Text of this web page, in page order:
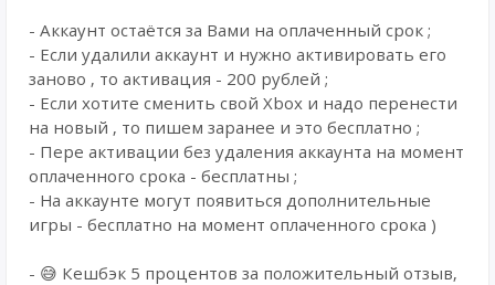
- Аккаунт остаётся за Вами на оплаченный срок ;
- Если удалили аккаунт и нужно активировать его
заново , то активация - 200 рублей ;
- Если хотите сменить свой Xbox и надо перенести
на новый , то пишем заранее и это бесплатно ;
- Пере активации без удаления аккаунта на момент
оплаченного срока - бесплатны ;
- На аккаунте могут появиться дополнительные
игры - бесплатно на момент оплаченного срока )
- 😅 Кешбэк 5 процентов за положительный отзыв,